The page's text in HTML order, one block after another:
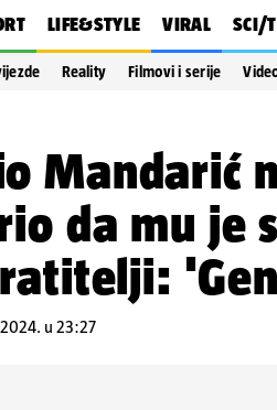
LIFE&STYLE VIRAL SCI/
Reality Filmovi i serije
Mandarić
da mu je
u 23:27